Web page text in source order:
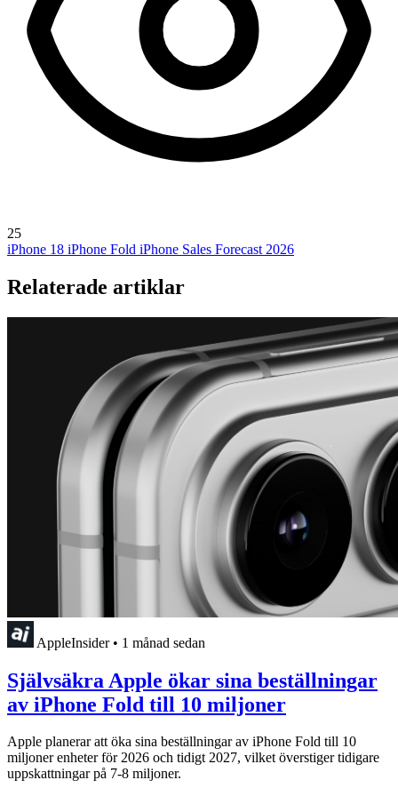
25
iPhone 18 iPhone Fold iPhone Sales Forecast 2026
Relaterade artiklar
AppleInsider • 1 månad sedan
Självsäkra Apple ökar sina beställningar
av iPhone Fold till 10 miljoner
Apple planerar att öka sina beställningar av iPhone Fold till 10
miljoner enheter för 2026 och tidigt 2027, vilket överstiger tidigare
uppskattningar på 7-8 miljoner.